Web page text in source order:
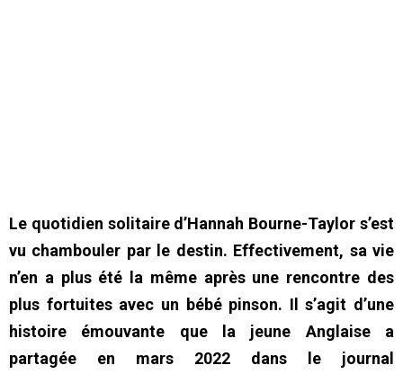
Le quotidien solitaire d’Hannah Bourne-Taylor s’est
vu chambouler par le destin. Effectivement, sa vie
n’en a plus été la même après une rencontre des
plus fortuites avec un bébé pinson. Il s’agit d’une
histoire émouvante que la jeune Anglaise a
partagée en mars 2022 dans le journal